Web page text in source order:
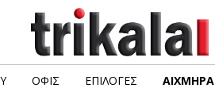
ΟΦΙΣ ΕΠΙΛΟΓΈΣ ΑΙΧΜΗΡΆ